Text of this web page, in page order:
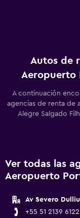
Autos de
Aeropuerto
A continuación
agencias de renta de
Alegre Salgado
Ver todas las
Aeropuerto
Av Severo
+55 51 2139 6122